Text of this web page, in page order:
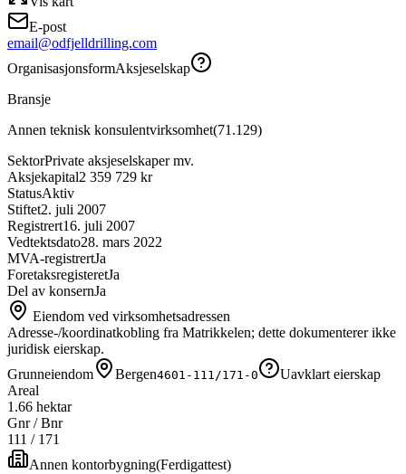
E-post
email@odfjelldrilling.com
OrganisasjonsformAksjeselskap
Bransje
Annen teknisk konsulentvirksomhet(71.129)
SektorPrivate aksjeselskaper mv.
Aksjekapital2 359 729 kr
StatusAktiv
Stiftet2. juli 2007
Registrert16. juli 2007
Vedtektsdato28. mars 2022
MVA-registrertJa
ForetaksregisteretJa
Del av konsernJa
Eiendom ved virksomhetsadressen
Adresse-/koordinatkobling fra Matrikkelen; dette dokumenterer ikke
juridisk eierskap.
Grunneiendom
Bergen4601-111/171-0
Uavklart eierskap
Areal
1.66 hektar
Gnr / Bnr
111 / 171
Annen kontorbygning(Ferdigattest)